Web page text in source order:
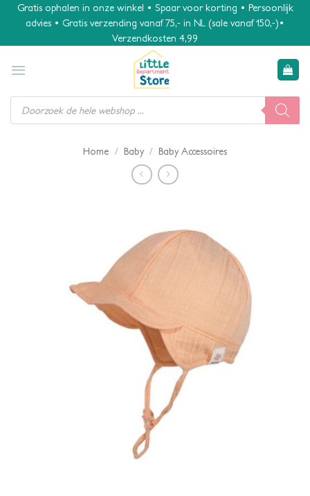
Gratis ophalen in onze winkel • Spaar voor korting • Persoonlijk
advies • Gratis verzending vanaf 75,- in NL (sale vanaf 150,-)•
Verzendkosten 4,99
Producten
zoeken
Home / Baby / Baby Accessoires